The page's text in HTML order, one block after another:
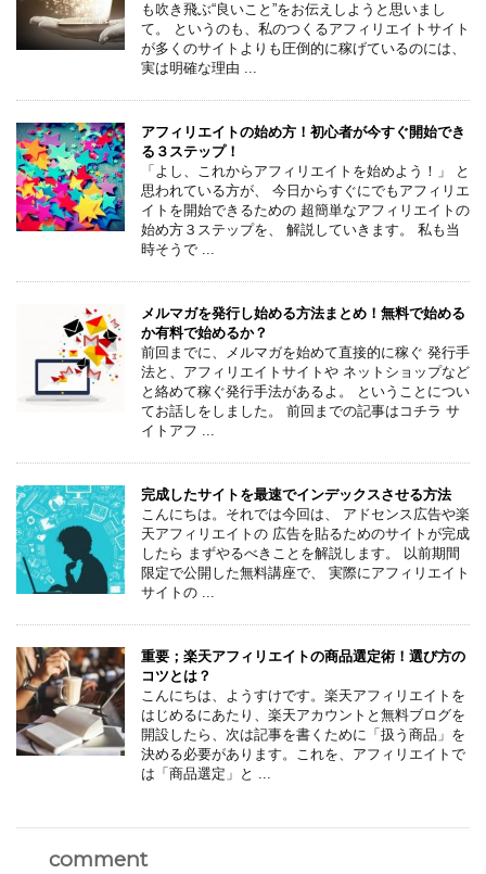
も吹き飛ぶ“良いこと”をお伝えしようと思いまし
て。 というのも、私のつくるアフィリエイトサイト
が多くのサイトよりも圧倒的に稼げているのには、
実は明確な理由 ...
アフィリエイトの始め方！初心者が今すぐ開始でき
る３ステップ！
「よし、これからアフィリエイトを始めよう！」 と
思われている方が、 今日からすぐにでもアフィリエ
イトを開始できるための 超簡単なアフィリエイトの
始め方３ステップを、 解説していきます。 私も当
時そうで ...
メルマガを発行し始める方法まとめ！無料で始める
か有料で始めるか？
前回までに、メルマガを始めて直接的に稼ぐ 発行手
法と、アフィリエイトサイトや ネットショップなど
と絡めて稼ぐ発行手法があるよ。 ということについ
てお話しをしました。 前回までの記事はコチラ サ
イトアフ ...
完成したサイトを最速でインデックスさせる方法
こんにちは。それでは今回は、 アドセンス広告や楽
天アフィリエイトの 広告を貼るためのサイトが完成
したら まずやるべきことを解説します。 以前期間
限定で公開した無料講座で、 実際にアフィリエイト
サイトの ...
重要；楽天アフィリエイトの商品選定術！選び方の
コツとは？
こんにちは、ようすけです。楽天アフィリエイトを
はじめるにあたり、楽天アカウントと無料ブログを
開設したら、次は記事を書くために「扱う商品」を
決める必要があります。これを、アフィリエイトで
は「商品選定」と ...
comment